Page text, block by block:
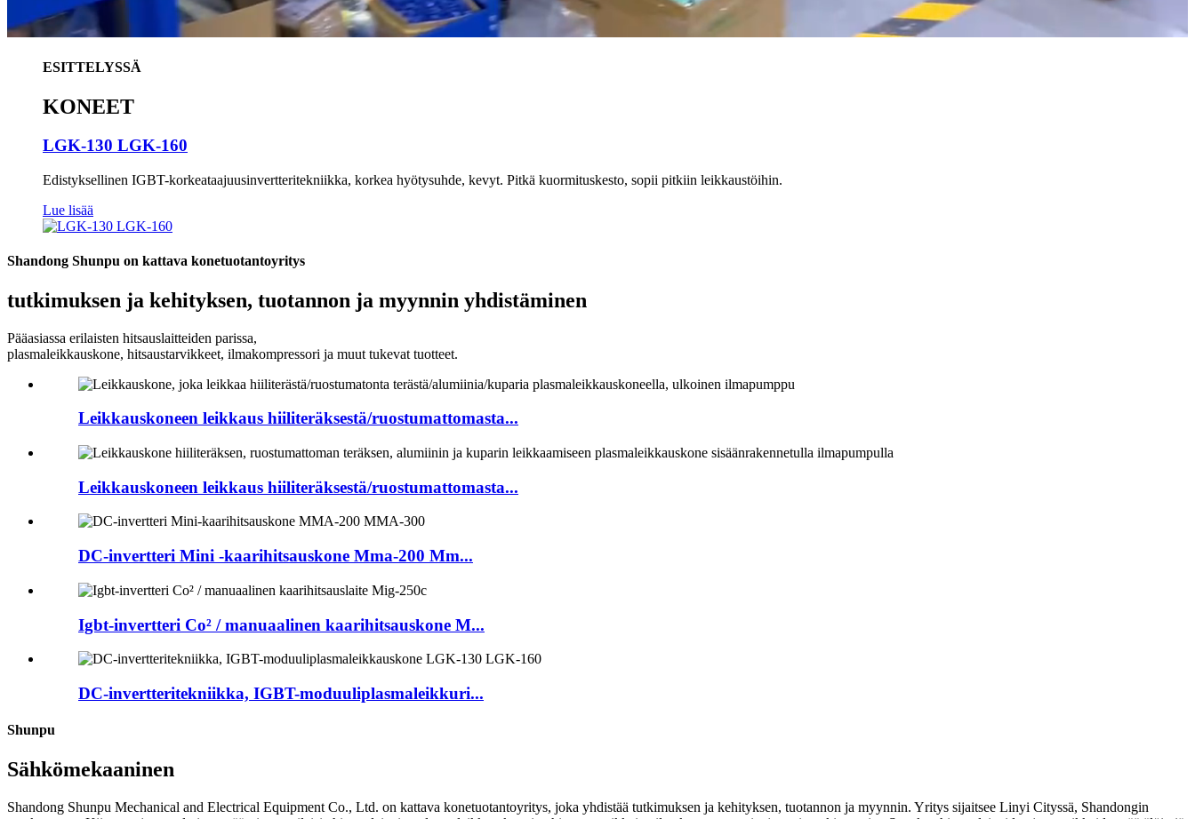
ESITTELYSSÄ
KONEET
LGK-130 LGK-160
Edistyksellinen IGBT-korkeataajuusinvertteritekniikka, korkea hyötysuhde, kevyt. Pitkä kuormituskesto, sopii pitkiin leikkaustöihin.
Lue lisää
Shandong Shunpu on kattava konetuotantoyritys
tutkimuksen ja kehityksen, tuotannon ja myynnin yhdistäminen
Pääasiassa erilaisten hitsauslaitteiden parissa,
plasmaleikkauskone, hitsaustarvikkeet, ilmakompressori ja muut tukevat tuotteet.
Leikkauskoneen leikkaus hiiliteräksestä/ruostumattomasta...
Leikkauskoneen leikkaus hiiliteräksestä/ruostumattomasta...
DC-invertteri Mini -kaarihitsauskone Mma-200 Mm...
Igbt-invertteri Co² / manuaalinen kaarihitsauskone M...
DC-invertteritekniikka, IGBT-moduuliplasmaleikkuri...
Shunpu
Sähkömekaaninen
Shandong Shunpu Mechanical and Electrical Equipment Co., Ltd. on kattava konetuotantoyritys, joka yhdistää tutkimuksen ja kehityksen, tuotannon ja myynnin. Yritys sijaitsee Linyi Cityssä, Shandongin